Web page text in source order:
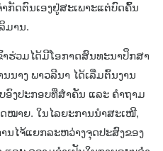
ກັດຕົນເອງຢູ່ສະເພາະແຕ່ບົດຄົ້ນ
ມານ.
ຮ່ວມໄດ້ມີໂອກາດສົນທະນາປຶກສາ
ນາງ ພາວລີນາ ໄດ້ເລີ່ມຕົ້ນງານ
ງປະກອບທີ່ສໍາຄັນ ແລະ ຄໍາຖາມ
ໝາຍ. ໃນໄລຍະການນໍາສະເໜີ,
ນໄຈ້ແຍກລະຫວ່າງຈຸດປະສົງຂອງ